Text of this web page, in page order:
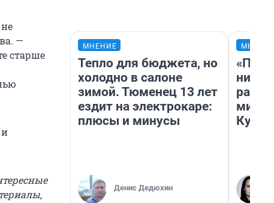
—
старше
МНЕНИЕ
Тепло для бюджета, но
холодно в салоне
зимой. Тюменец 13 лет
ездит на электрокаре:
плюсы и минусы
Денис Дедюхин
Кузи